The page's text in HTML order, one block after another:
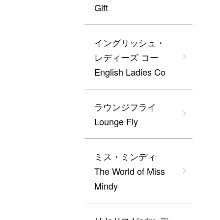
Gift
イングリッシュ・
レディーズ コー
English Ladies Co
ラウンジフライ
Lounge Fly
ミス・ミンディ
The World of Miss
Mindy